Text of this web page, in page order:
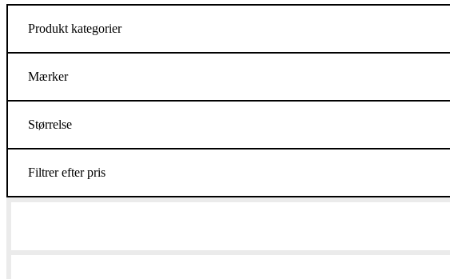
Produkt kategorier
Mærker
Størrelse
Filtrer efter pris